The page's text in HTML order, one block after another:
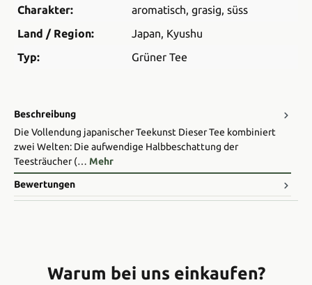
Charakter: aromatisch, grasig, süss
Land / Region:
Japan, Kyushu
Typ:
Grüner Tee
Beschreibung
Die Vollendung japanischer Teekunst Dieser Tee kombiniert
zwei Welten: Die aufwendige Halbbeschattung der
Teesträucher (… Mehr
Bewertungen
Warum bei uns einkaufen?